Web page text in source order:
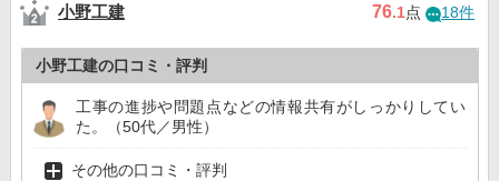
小野工建 76.1点 18件
小野工建の口コミ・評判
工事の進捗や問題点などの情報共有がしっかりしてい
た。（50代／男性）
その他の口コミ・評判